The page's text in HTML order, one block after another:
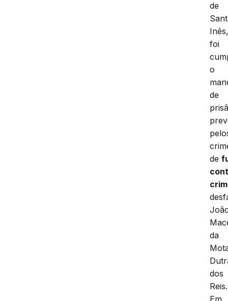
de
foi
o
de
de
da
dos
Reis.